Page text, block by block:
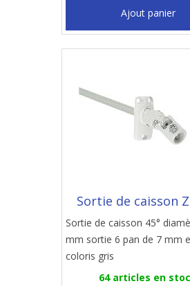
Ajout panier
Sortie de caisson
Sortie de caisson 45°
mm sortie 6 pan de 7 mm
coloris gris
64 articles en